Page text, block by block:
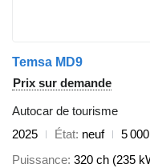
Temsa MD9
Prix sur demande
Autocar de tourisme
2025
État neuf
5
Puissance 320 ch (235